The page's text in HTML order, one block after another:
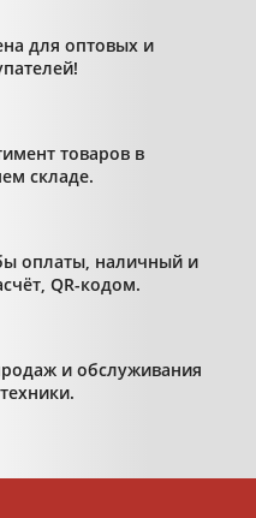
для оптовых и
товаров в
складе.
оплаты, наличный и
QR-кодом.
и обслуживания